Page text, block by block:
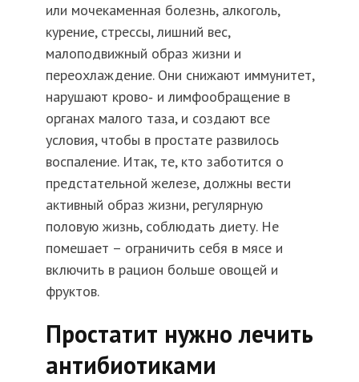
или мочекаменная болезнь, алкоголь,
курение, стрессы, лишний вес,
малоподвижный образ жизни и
переохлаждение. Они снижают иммунитет,
нарушают крово‑ и лимфообращение в
органах малого таза, и создают все
условия, чтобы в простате развилось
воспаление. Итак, те, кто заботится о
предстательной железе, должны вести
активный образ жизни, регулярную
половую жизнь, соблюдать диету. Не
помешает – ограничить себя в мясе и
включить в рацион больше овощей и
фруктов.
Простатит нужно лечить
антибиотиками